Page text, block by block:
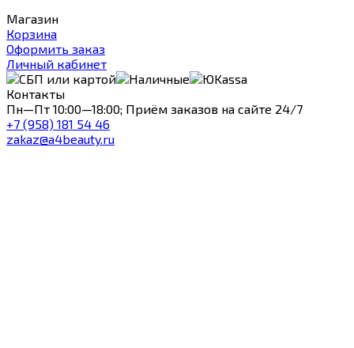
Магазин
Корзина
Оформить заказ
Личный кабинет
Контакты
Пн—Пт 10:00—18:00; Приём заказов на сайте 24/7
+7 (958) 181 54 46
zakaz@a4beauty.ru